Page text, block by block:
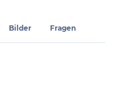
Bilder Fragen